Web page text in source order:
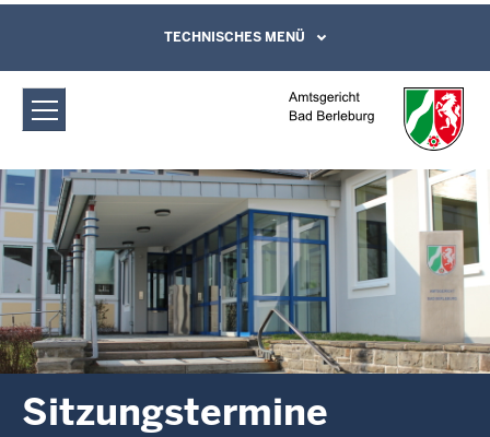
Amtsgericht Bad Berleburg:
Sitzungstermine
Direkt zum Inhalt
Leichte Sprache, Gebärdensprachenvideo
und Kontaktformular
TECHNISCHES MENÜ
Sitzungstermine